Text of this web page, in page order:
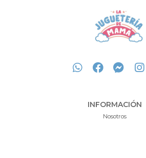
INFORMACIÓN
Nosotros